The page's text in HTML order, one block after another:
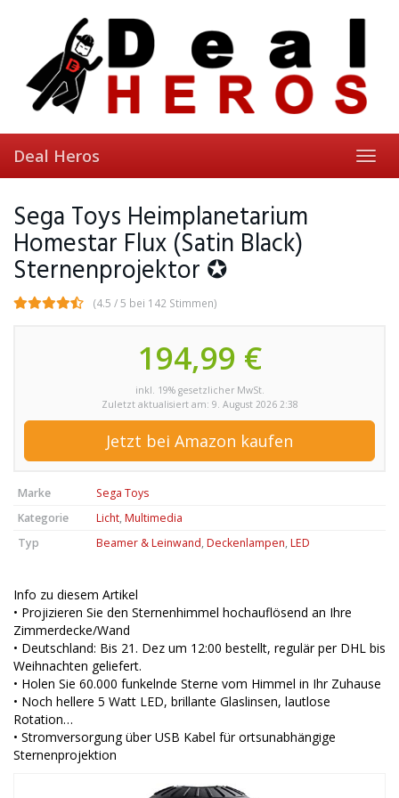
Deal Heros
Sega Toys Heimplanetarium
Homestar Flux (Satin Black)
Sternenprojektor ✪
(4.5 / 5 bei 142 Stimmen)
194,99 €
inkl. 19% gesetzlicher MwSt.
Zuletzt aktualisiert am: 9. August 2026 2:38
Jetzt bei Amazon kaufen
Marke
Sega Toys
Kategorie
Licht, Multimedia
Typ
Beamer & Leinwand, Deckenlampen, LED
Info zu diesem Artikel
• Projizieren Sie den Sternenhimmel hochauflösend an Ihre
Zimmerdecke/Wand
• Deutschland: Bis 21. Dez um 12:00 bestellt, regulär per DHL bis
Weihnachten geliefert.
• Holen Sie 60.000 funkelnde Sterne vom Himmel in Ihr Zuhause
• Noch hellere 5 Watt LED, brillante Glaslinsen, lautlose
Rotation…
• Stromversorgung über USB Kabel für ortsunabhängige
Sternenprojektion